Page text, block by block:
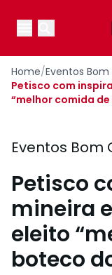
Open main
Open
Home/Eventos
Petisco com
“melhor comida
Eventos Bom
Petisco
mineira
eleito
boteco